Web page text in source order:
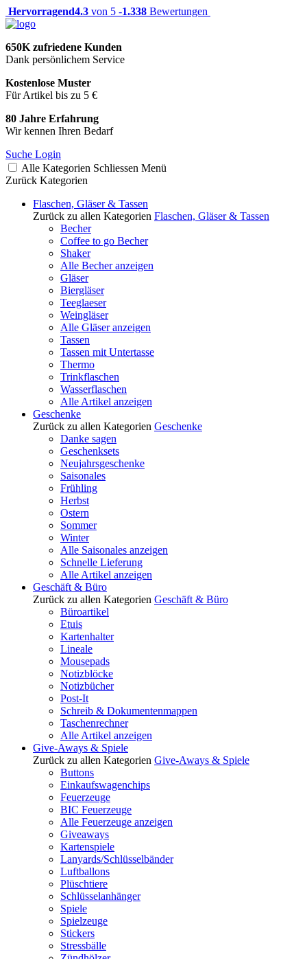
Hervorragend4.3 von 5 -1.338 Bewertungen
650K zufriedene Kunden
Dank persönlichem Service
Kostenlose Muster
Für Artikel bis zu 5 €
80 Jahre Erfahrung
Wir kennen Ihren Bedarf
Suche Login
Alle Kategorien Schliessen Menü
Zurück Kategorien
Flaschen, Gläser & Tassen
Zurück zu allen Kategorien Flaschen, Gläser & Tassen
Becher
Coffee to go Becher
Shaker
Alle Becher anzeigen
Gläser
Biergläser
Teeglaeser
Weingläser
Alle Gläser anzeigen
Tassen
Tassen mit Untertasse
Thermo
Trinkflaschen
Wasserflaschen
Alle Artikel anzeigen
Geschenke
Zurück zu allen Kategorien Geschenke
Danke sagen
Geschenksets
Neujahrsgeschenke
Saisonales
Frühling
Herbst
Ostern
Sommer
Winter
Alle Saisonales anzeigen
Schnelle Lieferung
Alle Artikel anzeigen
Geschäft & Büro
Zurück zu allen Kategorien Geschäft & Büro
Büroartikel
Etuis
Kartenhalter
Lineale
Mousepads
Notizblöcke
Notizbücher
Post-It
Schreib & Dokumentenmappen
Taschenrechner
Alle Artikel anzeigen
Give-Aways & Spiele
Zurück zu allen Kategorien Give-Aways & Spiele
Buttons
Einkaufswagenchips
Feuerzeuge
BIC Feuerzeuge
Alle Feuerzeuge anzeigen
Giveaways
Kartenspiele
Lanyards/Schlüsselbänder
Luftballons
Plüschtiere
Schlüsselanhänger
Spiele
Spielzeuge
Stickers
Stressbälle